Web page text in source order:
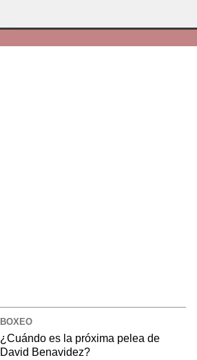
BOXEO
¿Cuándo es la próxima pelea de
David Benavidez?